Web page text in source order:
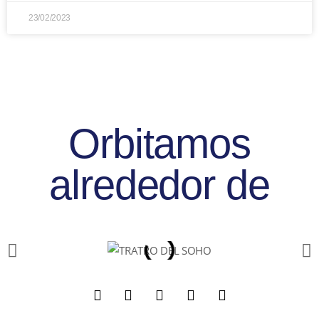
23/02/2023
Orbitamos
alrededor de